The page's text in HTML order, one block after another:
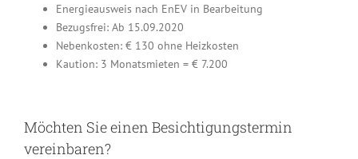
Energieausweis nach EnEV in Bearbeitung
Bezugsfrei: Ab 15.09.2020
Nebenkosten: € 130 ohne Heizkosten
Kaution: 3 Monatsmieten = € 7.200
Möchten Sie einen Besichtigungstermin
vereinbaren?